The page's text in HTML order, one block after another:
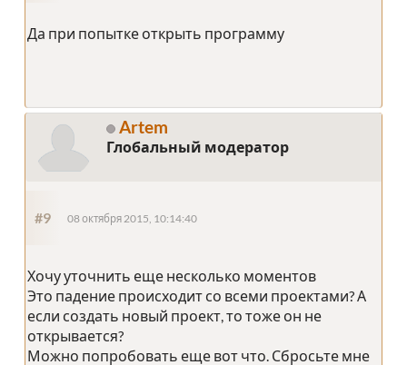
Да при попытке открыть программу
Artem
Глобальный модератор
#9 08 октября 2015, 10:14:40
Хочу уточнить еще несколько моментов
Это падение происходит со всеми проектами? А
если создать новый проект, то тоже он не
открывается?
Можно попробовать еще вот что. Сбросьте мне